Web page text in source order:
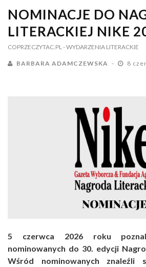
NOMINACJE DO
LITERACKIEJ NIKE
COPRZECZYTAC.PL - WYDARZENIA LITERACKIE
BARBARA ADAMCZEWSKA 8
5 czerwca 2026 roku
nominowanych do 30. edycji
Wśród nominowanych znaleźli